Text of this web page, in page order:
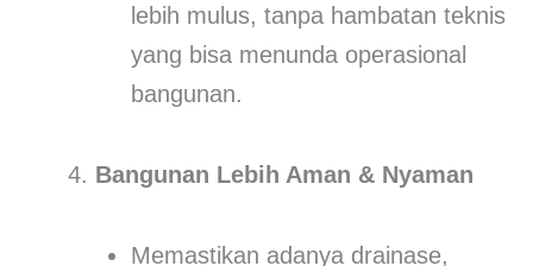
lebih mulus, tanpa hambatan teknis
yang bisa menunda operasional
bangunan.
Bangunan Lebih Aman & Nyaman
Memastikan adanya drainase,